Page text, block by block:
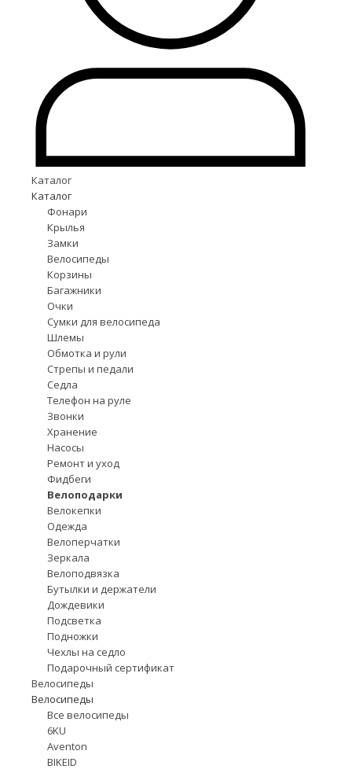
Каталог
Каталог
Фонари
Крылья
Замки
Велосипеды
Корзины
Багажники
Очки
Сумки для велосипеда
Шлемы
Обмотка и рули
Стрепы и педали
Седла
Телефон на руле
Звонки
Хранение
Насосы
Ремонт и уход
Фидбеги
Велоподарки
Велокепки
Одежда
Велоперчатки
Зеркала
Велоподвязка
Бутылки и держатели
Дождевики
Подсветка
Подножки
Чехлы на седло
Подарочный сертификат
Велосипеды
Велосипеды
Все велосипеды
6KU
Aventon
BIKEID